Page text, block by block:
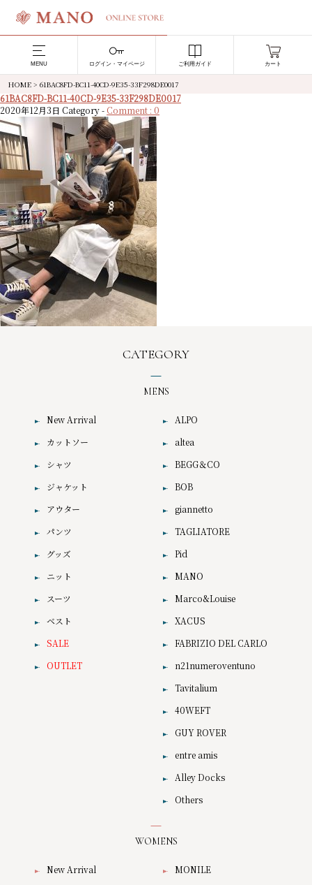
MENU ログイン・マイページ ご利用ガイド カート
HOME > 61BAC8FD-BC11-40CD-9E35-33F298DE0017
61BAC8FD-BC11-40CD-9E35-33F298DE0017
2020年12月3日 Category - Comment : 0
CATEGORY
MENS
New Arrival
カットソー
シャツ
ジャケット
アウター
パンツ
グッズ
ニット
スーツ
ベスト
SALE
OUTLET
ALPO
altea
BEGG＆CO
BOB
giannetto
TAGLIATORE
Pid
MANO
Marco&Louise
XACUS
FABRIZIO DEL CARLO
n21numeroventuno
Tavitalium
40WEFT
GUY ROVER
entre amis
Alley Docks
Others
WOMENS
New Arrival
MONILE